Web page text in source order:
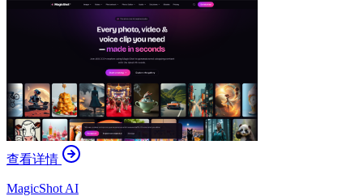
查看详情
MagicShot AI